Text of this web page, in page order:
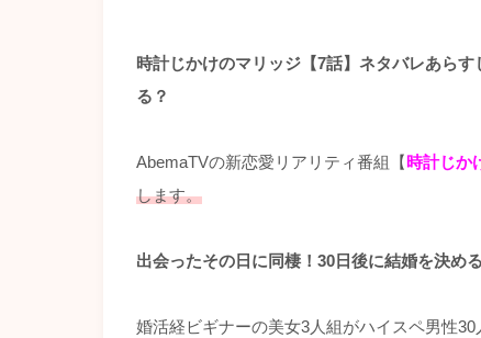
時計じかけのマリッジ【7話】ネタバレあら
る？
AbemaTVの新恋愛リアリティ番組【時計じか
します。
出会ったその日に同棲！30日後に結婚を決め
婚活経ビギナーの美女3人組がハイスペ男性